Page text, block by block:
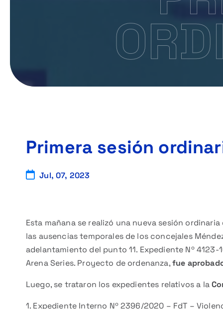
Primera sesión
Jul, 07, 2023
Esta mañana se realizó una nueva sesión
las ausencias temporales de los concejales
adelantamiento del punto 11. Expediente Nº
Arena Series. Proyecto de ordenanza,fue
Luego, se trataron los expedientes relativos a la
1. Expediente Interno Nº 2396/2020 – FdT –